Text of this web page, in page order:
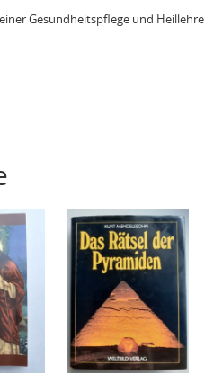
Gesundheitspflege und Heillehre